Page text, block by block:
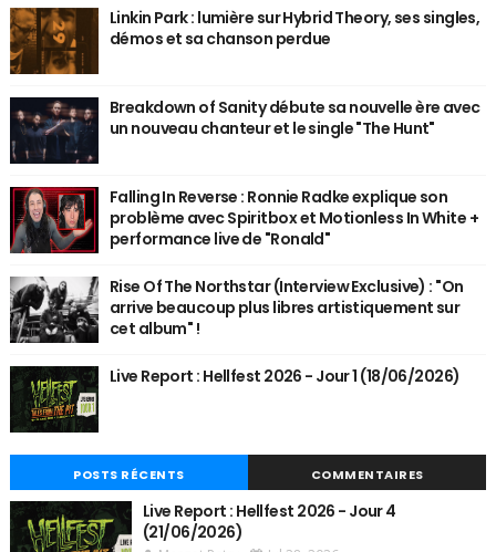
Linkin Park : lumière sur Hybrid Theory, ses singles,
démos et sa chanson perdue
Breakdown of Sanity débute sa nouvelle ère avec
un nouveau chanteur et le single "The Hunt"
Falling In Reverse : Ronnie Radke explique son
problème avec Spiritbox et Motionless In White +
performance live de "Ronald"
Rise Of The Northstar (Interview Exclusive) : "On
arrive beaucoup plus libres artistiquement sur
cet album" !
Live Report : Hellfest 2026 - Jour 1 (18/06/2026)
POSTS RÉCENTS COMMENTAIRES
Live Report : Hellfest 2026 - Jour 4
(21/06/2026)